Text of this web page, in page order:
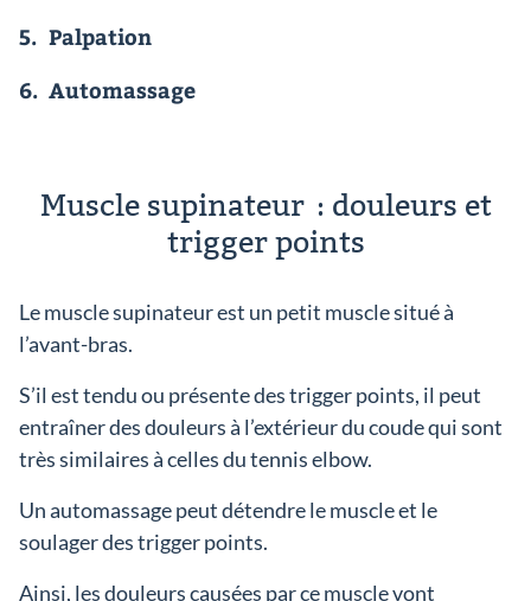
5. Palpation
6. Automassage
Muscle supinateur : douleurs et
trigger points
Le muscle supinateur est un petit muscle situé à
l’avant-bras.
S’il est tendu ou présente des trigger points, il peut
entraîner des douleurs à l’extérieur du coude qui sont
très similaires à celles du tennis elbow.
Un automassage peut détendre le muscle et le
soulager des trigger points.
Ainsi, les douleurs causées par ce muscle vont